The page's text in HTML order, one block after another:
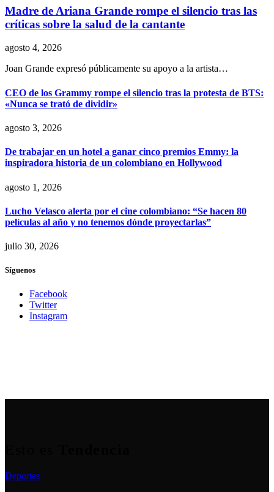
Madre de Ariana Grande rompe el silencio tras las
críticas sobre la salud de la cantante
agosto 4, 2026
Joan Grande expresó públicamente su apoyo a la artista…
CEO de los Grammy rompe el silencio tras la protesta de BTS:
«Nunca se trató de dividir»
agosto 3, 2026
De trabajar en un hotel a ganar cinco premios Emmy: la
inspiradora historia de un colombiano en Hollywood
agosto 1, 2026
Lucho Velasco alerta por el cine colombiano: “Se hacen 80
películas al año y no tenemos dónde proyectarlas”
julio 30, 2026
Síguenos
Facebook
Twitter
Instagram
Deportes